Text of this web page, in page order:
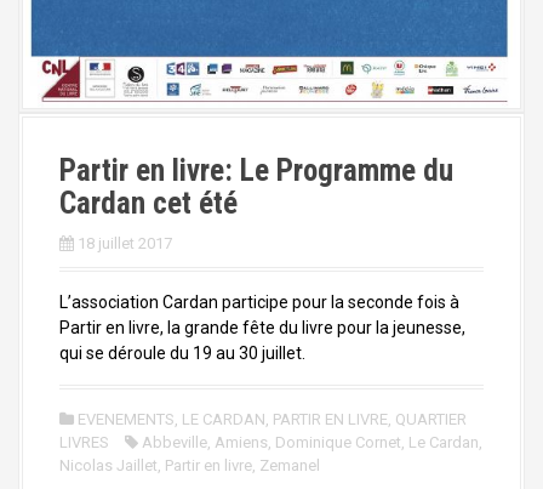
Partir en livre: Le Programme du
Cardan cet été
18 juillet 2017
L’association Cardan participe pour la seconde fois à
Partir en livre, la grande fête du livre pour la jeunesse,
qui se déroule du 19 au 30 juillet.
EVENEMENTS, LE CARDAN, PARTIR EN LIVRE, QUARTIER
LIVRES
Abbeville, Amiens, Dominique Cornet, Le Cardan,
Nicolas Jaillet, Partir en livre, Zemanel